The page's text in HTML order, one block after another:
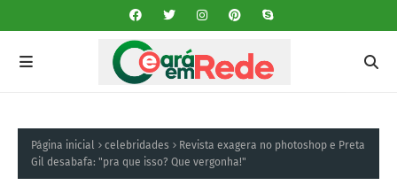
Página inicial celebridades
Revista exagera no photoshop e Preta
Gil desabafa: "pra que isso? Que vergonha!"